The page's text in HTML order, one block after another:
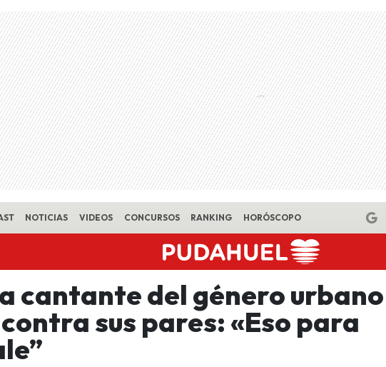
NOTICIAS VIDEOS CONCURSOS RANKING HORÓSCOPO
cantante del género urbano
sus pares: «Eso para